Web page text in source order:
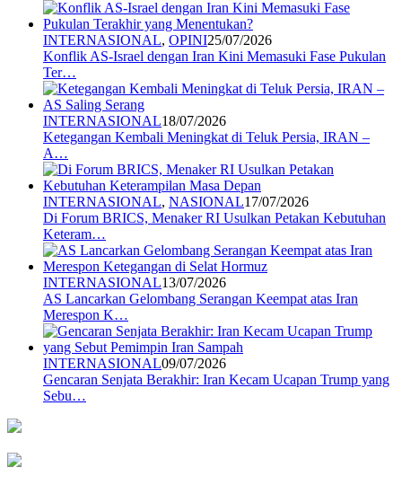
INTERNASIONAL, OPINI25/07/2026
Konflik AS-Israel dengan Iran Kini Memasuki Fase Pukulan
Ter…
INTERNASIONAL18/07/2026
Ketegangan Kembali Meningkat di Teluk Persia, IRAN –
A…
INTERNASIONAL, NASIONAL17/07/2026
Di Forum BRICS, Menaker RI Usulkan Petakan Kebutuhan
Keteram…
INTERNASIONAL13/07/2026
AS Lancarkan Gelombang Serangan Keempat atas Iran
Merespon K…
INTERNASIONAL09/07/2026
Gencaran Senjata Berakhir: Iran Kecam Ucapan Trump yang
Sebu…